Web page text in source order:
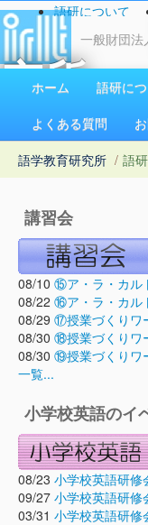
一般財団法
究所
1923（
語研について
お問い合わせ
ホーム 語研に
よくある質問
語学教育研究所 / 語
講習会
08/10 ⑮ア・ラ・カル
08/22 ⑯ア・ラ・カル
08/29 ⑰授業づくりワ
08/30 ⑱授業づくりワ
08/30 ⑲授業づくりワ
一覧...
小学校英語のイ
08/23 小学校英語研
09/27 小学校英語研
03/31 小学校英語研